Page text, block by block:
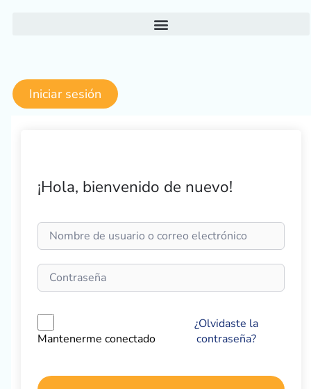
Iniciar sesión
¡Hola, bienvenido de nuevo!
Mantenerme conectado
¿Olvidaste la
contraseña?